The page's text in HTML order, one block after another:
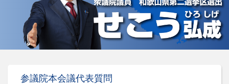
参議院本会議代表質問